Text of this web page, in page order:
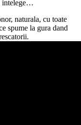
intelege…
naturala, cu toate
spume la gura dand